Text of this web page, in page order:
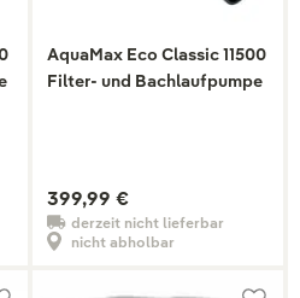
AquaMax Eco Classic 11500
Filter- und Bachlaufpumpe
399,99 €
derzeit nicht lieferbar
nicht abholbar